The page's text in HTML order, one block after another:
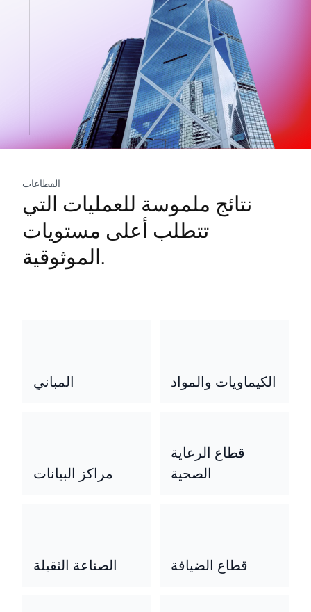
القطاعات
نتائج ملموسة للعمليات التي
تتطلب أعلى مستويات
الموثوقية.
المباني الكيماويات والمواد
مراكز البيانات
قطاع الرعاية
الصحية
الصناعة الثقيلة قطاع الضيافة